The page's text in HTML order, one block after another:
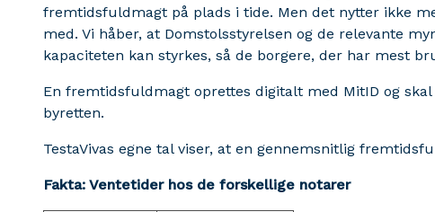
fremtidsfuldmagt på plads i tide. Men det nytter ikke
med. Vi håber, at Domstolsstyrelsen og de relevante
kapaciteten kan styrkes, så de borgere, der har mest
En fremtidsfuldmagt oprettes digitalt med MitID og
byretten.
TestaVivas egne tal viser, at en gennemsnitlig
Fakta: Ventetider hos de forskellige notarer